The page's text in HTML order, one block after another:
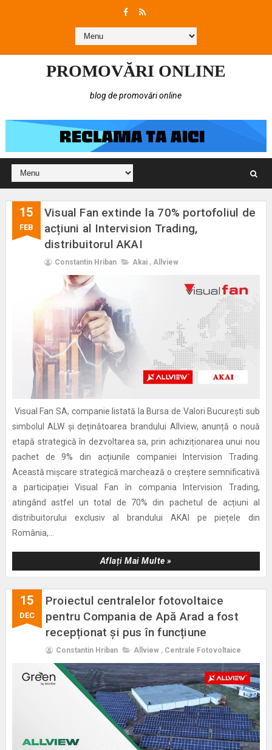
PROMOVĂRI ONLINE
blog de promovări online
15
FEB
Visual Fan extinde la 70% portofoliul de
acțiuni al Intervision Trading,
distribuitorul AKAI
Constantin Hriban Akai , Allview
Visual Fan SA, companie listată la Bursa de Valori București sub
simbolul ALW și deținătoarea brandului Allview, anunță o nouă
etapă strategică în dezvoltarea sa, prin achiziționarea unui nou
pachet de 9% din acțiunile companiei Intervision Trading.
Această mișcare strategică marchează o creștere semnificativă
a participației Visual Fan în compania Intervision Trading,
atingând astfel un total de 70% din pachetul de acțiuni al
distribuitorului exclusiv al brandului AKAI pe piețele din
România,...
Aflați Mai Multe »
15
DEC
Proiectul centralelor fotovoltaice
pentru Compania de Apă Arad a fost
recepționat și pus în funcțiune
Constantin Hriban Allview , Centrale Fotovoltaice